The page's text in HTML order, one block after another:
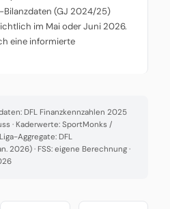
(GJ 2024/25)
im Mai oder Juni 2026.
eine informierte
DFL Finanzkennzahlen 2025
· Kaderwerte: SportMonks /
Aggregate: DFL
· FSS: eigene Berechnung ·